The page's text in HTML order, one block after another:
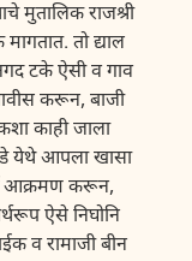
मुतालिक राजश्री
तो द्याल
टके ऐसी व गाव
करून, बाजी
काही जाला
येथे आपला खासा
आक्रमण करून,
ऐसे निघोनि
व रामाजी बीन